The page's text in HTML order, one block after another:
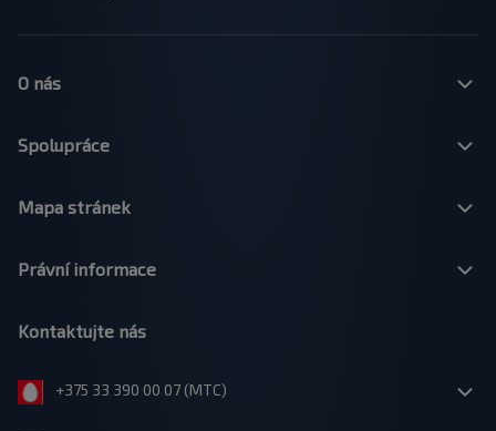
O nás
Spolupráce
Mapa stránek
Právní informace
Kontaktujte nás
+375 33 390 00 07 (МТС)